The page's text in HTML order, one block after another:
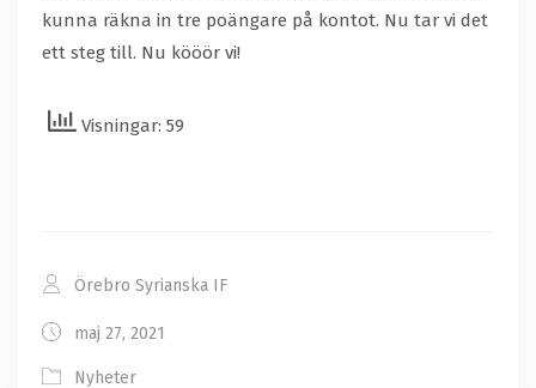
kunna räkna in tre poängare på kontot. Nu tar vi det
ett steg till. Nu kööör vi!
Visningar: 59
Örebro Syrianska IF
maj 27, 2021
Nyheter